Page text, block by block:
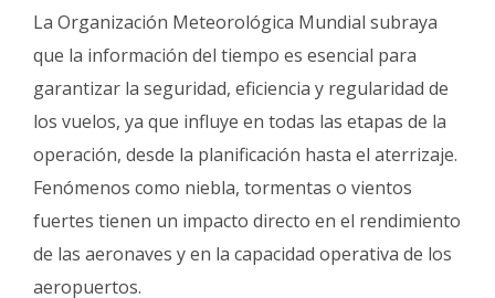
La Organización Meteorológica Mundial subraya
que la información del tiempo es esencial para
garantizar la seguridad, eficiencia y regularidad de
los vuelos, ya que influye en todas las etapas de la
operación, desde la planificación hasta el aterrizaje.
Fenómenos como niebla, tormentas o vientos
fuertes tienen un impacto directo en el rendimiento
de las aeronaves y en la capacidad operativa de los
aeropuertos.